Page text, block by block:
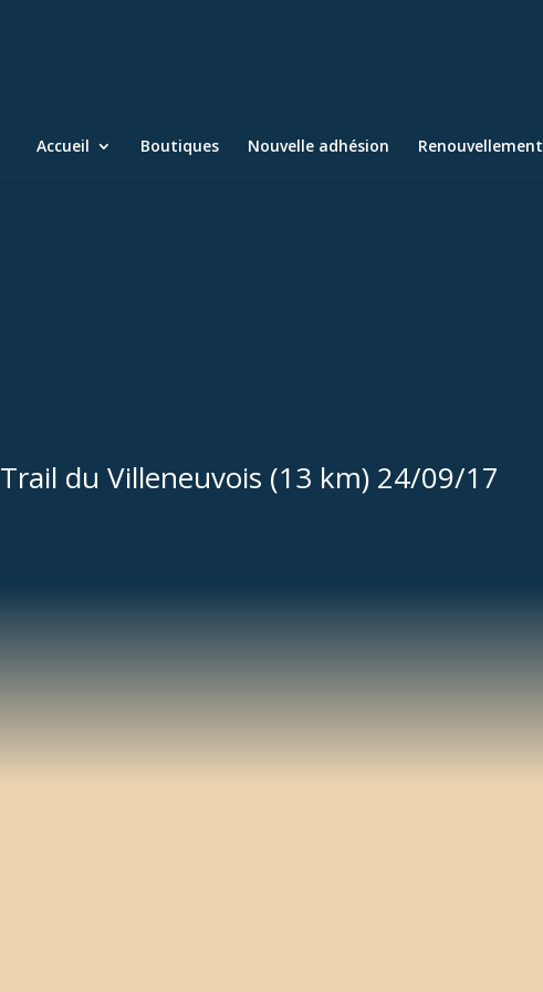
Accueil Boutiques Nouvelle adhésion Renouvellement
Trail du Villeneuvois (13 km) 24/09/17